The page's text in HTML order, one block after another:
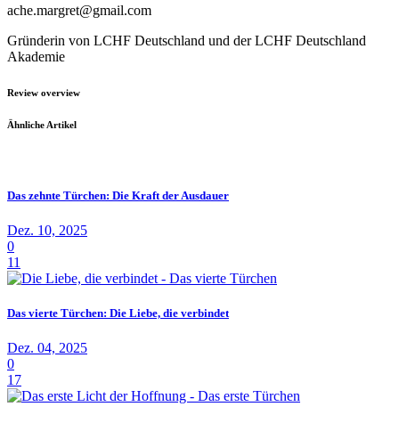
ache.margret@gmail.com
Gründerin von LCHF Deutschland und der LCHF Deutschland
Akademie
Review overview
Ähnliche Artikel
Das zehnte Türchen: Die Kraft der Ausdauer
Dez. 10, 2025
0
11
Das vierte Türchen: Die Liebe, die verbindet
Dez. 04, 2025
0
17